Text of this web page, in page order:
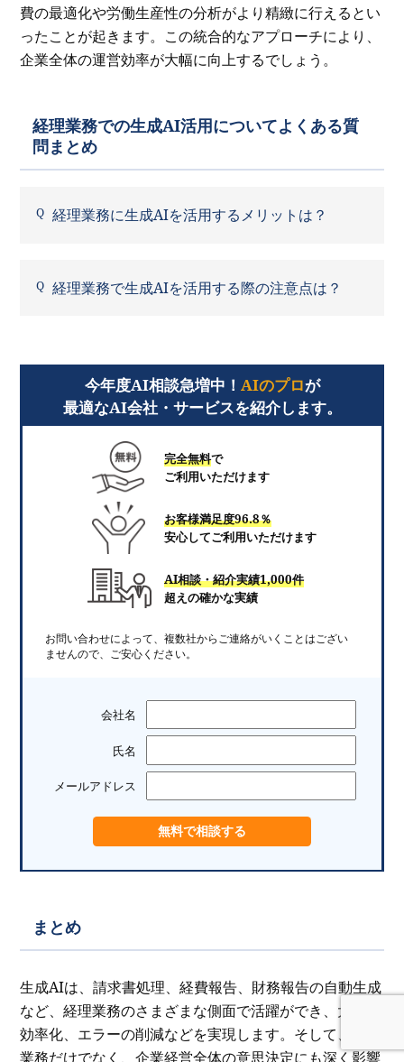
費の最適化や労働生産性の分析がより精緻に行えるとい
ったことが起きます。この統合的なアプローチにより、
企業全体の運営効率が大幅に向上するでしょう。
経理業務での生成AI活用についてよくある質
問まとめ
経理業務に生成AIを活用するメリットは？
経理業務で生成AIを活用する際の注意点は？
今年度AI相談急増中！ AIのプロが
最適なAI会社・サービスを紹介します。
完全無料で
ご利用いただけます
お客様満足度96.8％
安心してご利用いただけます
AI相談・紹介実績1,000件
超えの確かな実績
お問い合わせによって、複数社からご連絡がいくことはござい
ませんので、ご安心ください。
会社名
氏名
メールアドレス
まとめ
生成AIは、請求書処理、経費報告、財務報告の自動生成
など、経理業務のさまざまな側面で活躍ができ、大幅な
効率化、エラーの削減などを実現します。そして、経理
業務だけでなく、企業経営全体の意思決定にも深く影響